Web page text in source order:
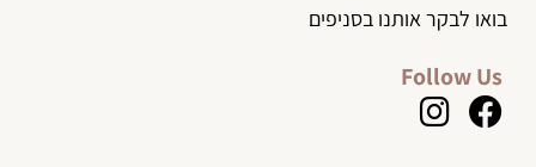
בואו לבקר אותנו בסניפים
Follow Us